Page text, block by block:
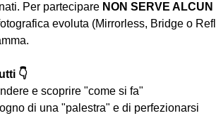
Per partecipare NON SERVE
evoluta (Mirrorless, Bridge o
👇
e scoprire "come si fa"
di una "palestra" e di perfezionarsi